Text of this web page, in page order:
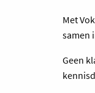
Met
samen
Geen